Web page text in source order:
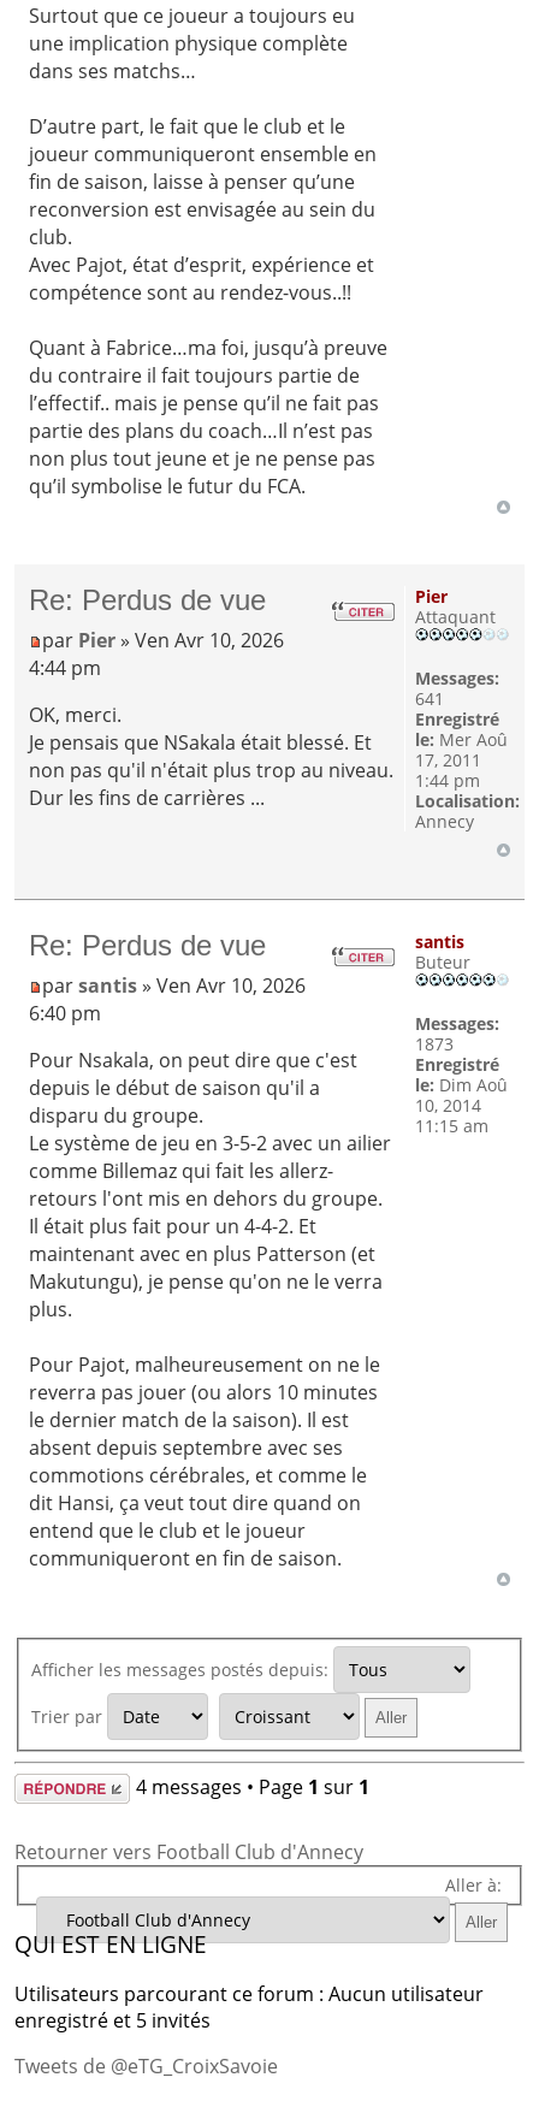
Surtout que ce joueur a toujours eu
une implication physique complète
dans ses matchs…
D’autre part, le fait que le club et le
joueur communiqueront ensemble en
fin de saison, laisse à penser qu’une
reconversion est envisagée au sein du
club.
Avec Pajot, état d’esprit, expérience et
compétence sont au rendez-vous..!!
Quant à Fabrice…ma foi, jusqu’à preuve
du contraire il fait toujours partie de
l’effectif.. mais je pense qu’il ne fait pas
partie des plans du coach…Il n’est pas
non plus tout jeune et je ne pense pas
qu’il symbolise le futur du FCA.
Re: Perdus de vue
par Pier » Ven Avr 10, 2026
4:44 pm
OK, merci.
Je pensais que NSakala était blessé. Et
non pas qu'il n'était plus trop au niveau.
Dur les fins de carrières ...
Pier
Attaquant
Messages:
641
Enregistré
le: Mer Aoû
17, 2011
1:44 pm
Localisation:
Annecy
Re: Perdus de vue
parsantis» Ven Avr 10, 2026
6:40 pm
Pour Nsakala, on peut dire que c'est
depuis le début de saison qu'il a
disparu du groupe.
Le système de jeu en 3-5-2 avec un ailier
comme Billemaz qui fait les allerz-
retours l'ont mis en dehors du groupe.
Il était plus fait pour un 4-4-2. Et
maintenant avec en plus Patterson (et
Makutungu), je pense qu'on ne le verra
plus.
Pour Pajot, malheureusement on ne le
reverra pas jouer (ou alors 10 minutes
le dernier match de la saison). Il est
absent depuis septembre avec ses
commotions cérébrales, et comme le
dit Hansi, ça veut tout dire quand on
entend que le club et le joueur
communiqueront en fin de saison.
santis
Buteur
Messages:
1873
Enregistré
le: Dim Aoû
10, 2014
11:15 am
Afficher les messages postés depuis:
Trier par
Répondre 4 messages • Page 1 sur 1
Retourner vers Football Club d'Annecy
Aller à:
QUI EST EN LIGNE
Utilisateurs parcourant ce forum : Aucun utilisateur
enregistré et 5 invités
Tweets de @eTG_CroixSavoie